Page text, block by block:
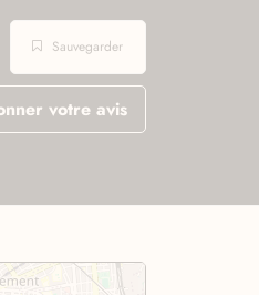
Sauvegarder
votre avis